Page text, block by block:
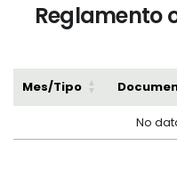
Reglamento
Mes/Tipo
No